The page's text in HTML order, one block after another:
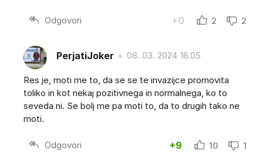
Odgovori +0 2 2
PerjatiJoker 08. 03. 2024 16.05
Res je, moti me to, da se se te invazijce promovita
toliko in kot nekaj pozitivnega in normalnega, ko to
seveda ni. Se bolj me pa moti to, da to drugih tako ne
moti.
Odgovori +9 10 1